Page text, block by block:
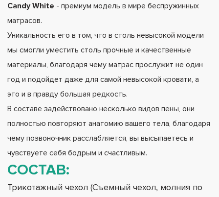
Candy White - премиум модель в мире беспружинных
матрасов.
Уникальность его в том, что в столь невысокой модели
мы смогли уместить столь прочные и качественные
материалы, благодаря чему матрас прослужит не один
год и подойдет даже для самой невысокой кровати, а
это и в правду большая редкость.
В составе задействовано несколько видов пены, они
полностью повторяют анатомию вашего тела, благодаря
чему позвоночник расслабляется, вы высыпаетесь и
чувствуете себя бодрым и счастливым.
СОСТАВ:
Трикотажный чехол (Съемный чехол, молния по